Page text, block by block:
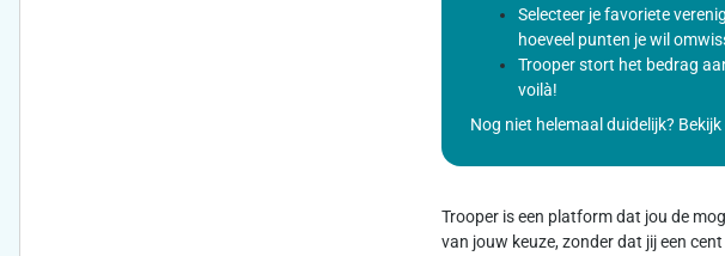
Selecteer je favoriete
hoeveel punten je wil
Trooper stort het bedrag
voilà!
Nog niet helemaal duidelijk?
Trooper is een platform dat jou de
van jouw keuze, zonder dat jij een